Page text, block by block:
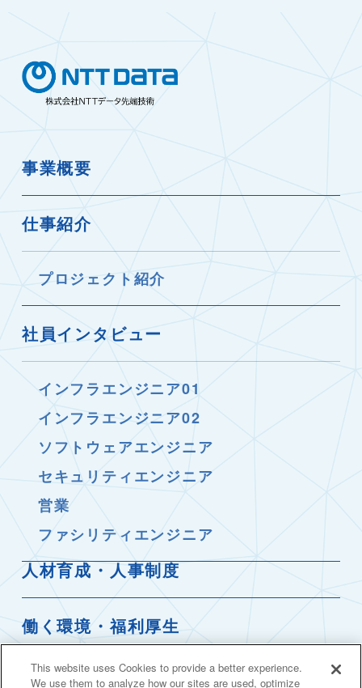
事業概要
仕事紹介
プロジェクト紹介
社員インタビュー
インフラエンジニア01
インフラエンジニア02
ソフトウェアエンジニア
セキュリティエンジニア
営業
ファシリティエンジニア
人材育成・人事制度
働く環境・福利厚生
カルチャートーク＃01
This website uses Cookies to provide a better experience.
We use them to analyze how our sites are used, optimize